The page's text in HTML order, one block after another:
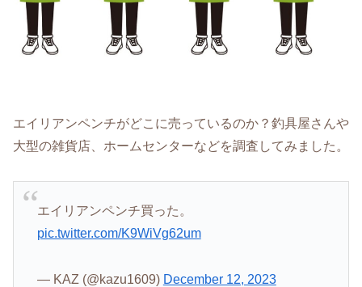
エイリアンペンチがどこに売っているのか？釣具屋さんや
大型の雑貨店、ホームセンターなどを調査してみました。
エイリアンペンチ買った。
pic.twitter.com/K9WiVg62um
— KAZ (@kazu1609) December 12, 2023